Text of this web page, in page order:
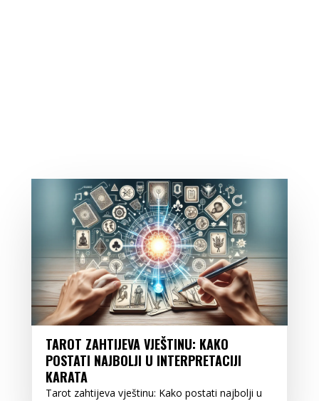
TAROT ZAHTIJEVA VJEŠTINU: KAKO
POSTATI NAJBOLJI U INTERPRETACIJI
KARATA
Tarot zahtijeva vještinu: Kako postati najbolji u